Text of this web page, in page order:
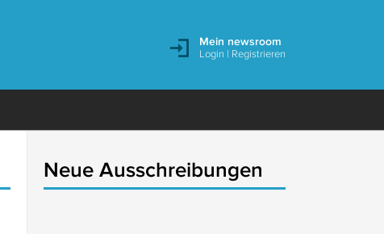
Mein newsroom
Login | Registrieren
Neue Ausschreibungen